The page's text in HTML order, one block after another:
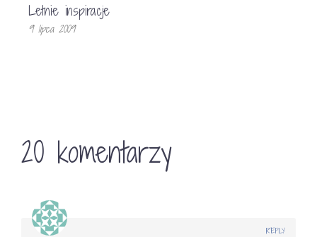
Letnie inspiracje
9 lipca 2009
20 komentarzy
REPLY